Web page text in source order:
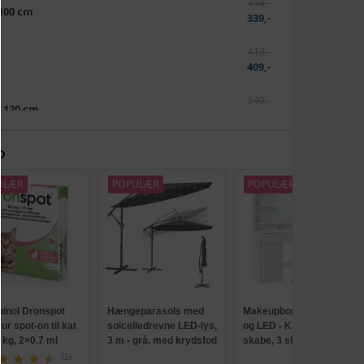
cm
494,-
339,-
412,-
409,-
cm
549,-
Dronspot
spot-on til kat
kg, 2×0,7 ml
(2)
POPULÆR
Hængeparasols med
solcelledrevne LED-lys,
3 m - grå, med krydsfod
POPULÆR
Makeupbord med spejl
og LED - Kailyn, 2
skabe, 3 skuffer, 5